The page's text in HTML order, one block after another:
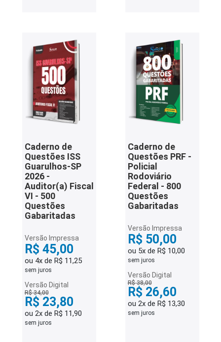
Caderno de
Questões ISS
Guarulhos-SP
2026 -
Auditor(a) Fiscal
VI - 500
Questões
Gabaritadas
Versão Impressa
R$ 45,00
ou 4x de R$ 11,25
sem juros
Versão Digital
R$ 34,00
R$ 23,80
ou 2x de R$ 11,90
sem juros
Caderno de
Questões PRF -
Policial
Rodoviário
Federal - 800
Questões
Gabaritadas
Versão Impressa
R$ 50,00
ou 5x de R$ 10,00
sem juros
Versão Digital
R$ 38,00
R$ 26,60
ou 2x de R$ 13,30
sem juros